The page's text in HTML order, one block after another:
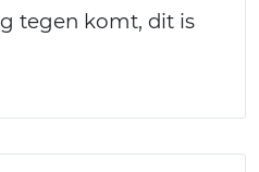
tegen komt, dit is